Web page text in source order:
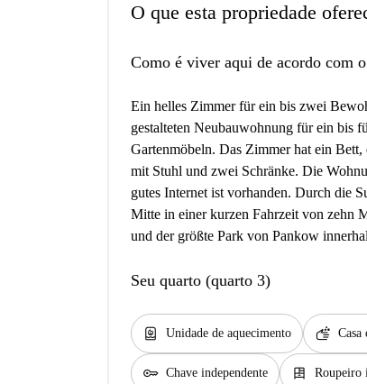
O que esta propriedade
Como é viver aqui de acordo com
Ein helles Zimmer für ein bis zwei
gestalteten Neubauwohnung für ein bis
Gartenmöbeln. Das Zimmer hat ein
mit Stuhl und zwei Schränke. Die
gutes Internet ist vorhanden. Durch die
Mitte in einer kurzen Fahrzeit von zehn
und der größte Park von Pankow
Seu quarto (quarto 3)
water_heater Unidade de aquecimento soap Casa
key Chave independente dresser Roupeiro